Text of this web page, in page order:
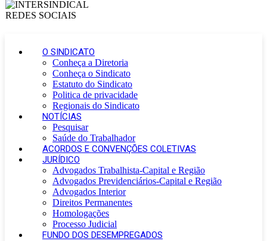
O SINDICATO
Conheça a Diretoria
Conheça o Sindicato
Estatuto do Sindicato
Politica de privacidade
Regionais do Sindicato
NOTÍCIAS
Pesquisar
Saúde do Trabalhador
ACORDOS E CONVENÇÕES COLETIVAS
JURÍDICO
Advogados Trabalhista-Capital e Região
Advogados Previdenciários-Capital e Região
Advogados Interior
Direitos Permanentes
Homologações
Processo Judicial
FUNDO DOS DESEMPREGADOS